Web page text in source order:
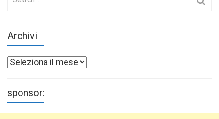
Archivi
Archivi
sponsor: